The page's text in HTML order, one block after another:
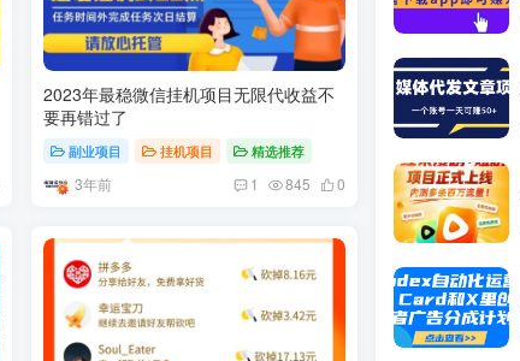
2023年最稳微信挂机项目无限代收益不
要再错过了
副业项目 挂机项目 精选推荐
3年前 1 845 0
TOP5
TOP6
TOP7
TOP8